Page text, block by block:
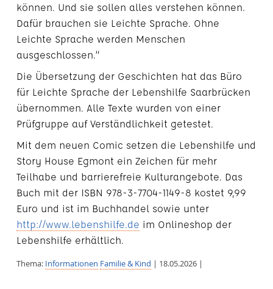
können. Und sie sollen alles verstehen können.
Dafür brauchen sie Leichte Sprache. Ohne
Leichte Sprache werden Menschen
ausgeschlossen.“
Die Übersetzung der Geschichten hat das Büro
für Leichte Sprache der Lebenshilfe Saarbrücken
übernommen. Alle Texte wurden von einer
Prüfgruppe auf Verständlichkeit getestet.
Mit dem neuen Comic setzen die Lebenshilfe und
Story House Egmont ein Zeichen für mehr
Teilhabe und barrierefreie Kulturangebote. Das
Buch mit der ISBN 978-3-7704-1149-8 kostet 9,99
Euro und ist im Buchhandel sowie unter
http://www.lebenshilfe.de im Onlineshop der
Lebenshilfe erhältlich.
Thema: Informationen Familie & Kind | 18.05.2026 |